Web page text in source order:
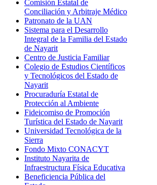
Comisión Estatal de
Conciliación y Arbitraje Médico
Patronato de la UAN
Sistema para el Desarrollo
Integral de la Familia del Estado
de Nayarit
Centro de Justicia Familiar
Colegio de Estudios Científicos
y Tecnológicos del Estado de
Nayarit
Procuraduría Estatal de
Protección al Ambiente
Fideicomiso de Promoción
Turística del Estado de Nayarit
Universidad Tecnológica de la
Sierra
Fondo Mixto CONACYT
Instituto Nayarita de
Infraestructura Física Educativa
Beneficiencia Pública del